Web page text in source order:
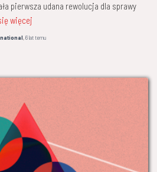
pierwsza udana rewolucja dla sprawy
więcej
,6 lattemu